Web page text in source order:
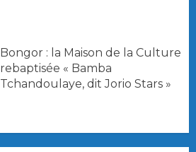
Bongor : la Maison de la Culture
rebaptisée « Bamba
Tchandoulaye, dit Jorio Stars »